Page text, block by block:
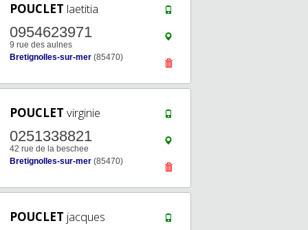
POUCLET laetitia
0954623971
9 rue des aulnes
Bretignolles-sur-mer (85470)
POUCLET virginie
0251338821
42 rue de la beschee
Bretignolles-sur-mer (85470)
POUCLET jacques